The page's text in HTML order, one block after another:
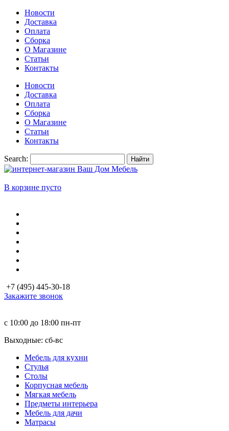
Новости
Доставка
Оплата
Сборка
О Магазине
Статьи
Контакты
Новости
Доставка
Оплата
Сборка
О Магазине
Статьи
Контакты
Search: Найти
В корзине пусто
+7 (495) 445-30-18
Закажите звонок
с 10:00 до 18:00 пн-пт
Выходные: сб-вc
Мебель для кухни
Стулья
Столы
Корпусная мебель
Мягкая мебель
Предметы интерьера
Мебель для дачи
Матраcы